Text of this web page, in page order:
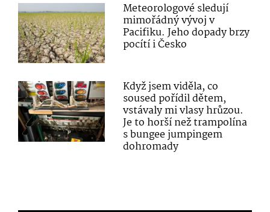
Meteorologové sledují
mimořádný vývoj v
Pacifiku. Jeho dopady brzy
pocítí i Česko
Když jsem viděla, co
soused pořídil dětem,
vstávaly mi vlasy hrůzou.
Je to horší než trampolína
s bungee jumpingem
dohromady